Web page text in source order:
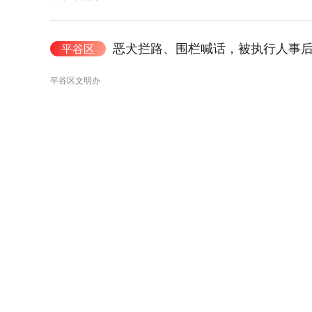
平谷区 恶犬拦路、围栏喊话，被执行人事
平谷区文明办